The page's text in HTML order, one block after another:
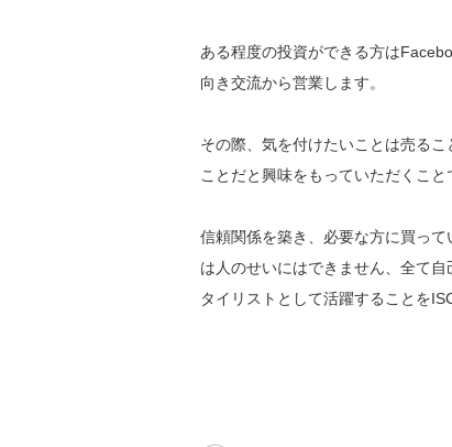
ある程度の投資ができる方は
向き交流から営業します。
その際、気を付けたいことは売る
ことだと興味をもっていただくこと
信頼関係を築き、必要な方に買っ
は人のせいにはできません、全て
タイリストとして活躍することを